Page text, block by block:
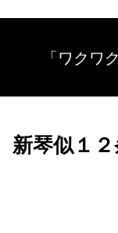
「ワクワ
新琴似１